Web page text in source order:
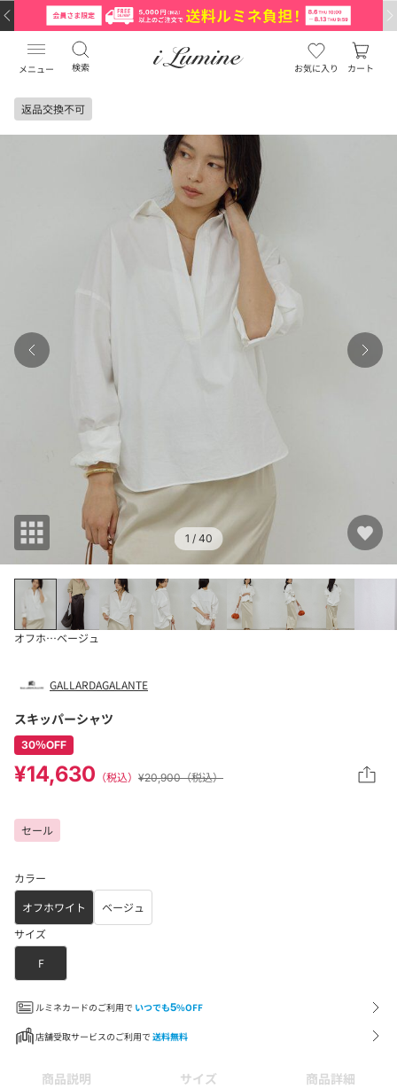
メニュー 検索 お気に入り カート
返品交換不可
1 / 40
オフホワイトベージュ
GALLARDAGALANTE
スキッパーシャツ
30％OFF
¥14,630 （税込） ¥20,900（税込）
セール
カラー
オフホワイト
ベージュ
サイズ
F
ルミネカードのご利用で いつでも5%OFF
店舗受取サービスのご利用で 送料無料
商品説明 サイズ 商品詳細